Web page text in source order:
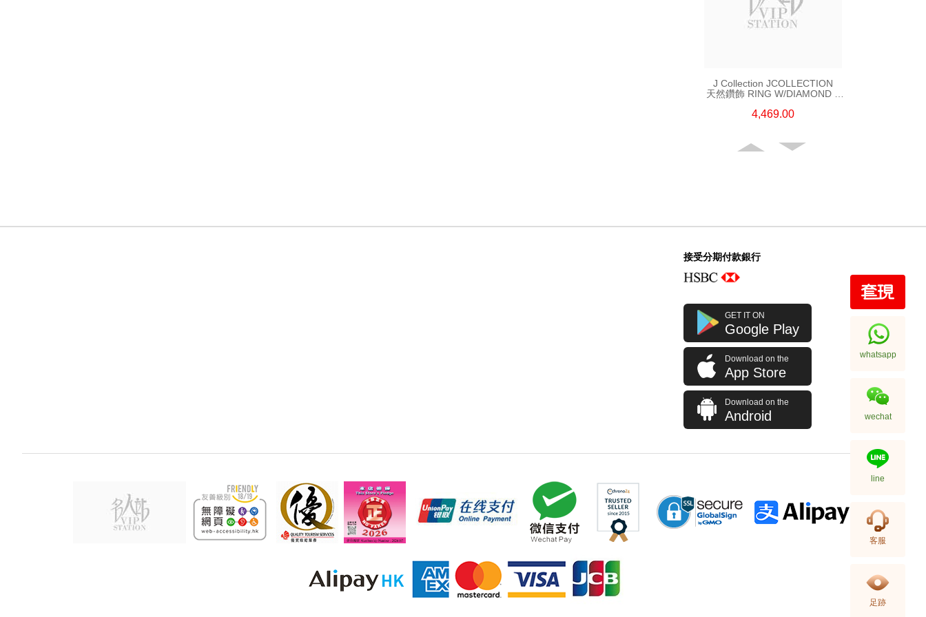
J Collection JCOLLECTION
天然鑽飾 RING W/DIAMOND 5
CT18KR 2.62 GM (EUR 55)
4,469.00
J Collection JCOLLECTION
天然鑽飾 RING W/DIAMOND 70
RDDI 0.63 CT18KW 4.45 GM
(CZ)
7,114.00
接受分期付款銀行
GET IT ON
Google Play
Download on the
App Store
Download on the
Android
whatsapp
wechat
line
客服
足跡